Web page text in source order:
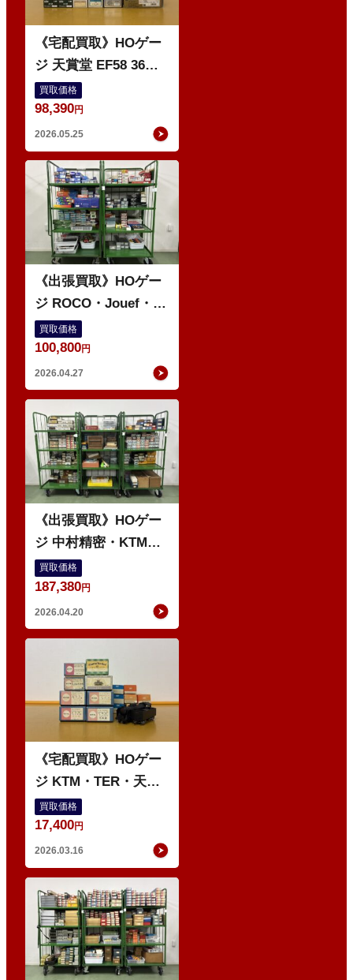
《宅配買取》HOゲー
ジ 天賞堂 EF58 36号
7窓 などの鉄道模型
買取価格
98,390円
2026.05.25
《出張買取》HOゲー
ジ ROCO・Jouef・
RIVAROSSI などの鉄
道模型 多数
買取価格
100,800円
2026.04.27
《出張買取》HOゲー
ジ 中村精密・KTM・
珊瑚模型 などの鉄道
模型 多数
買取価格
187,380円
2026.04.20
《宅配買取》HOゲー
ジ KTM・TER・天賞
堂 鉄道模型
買取価格
17,400円
2026.03.16